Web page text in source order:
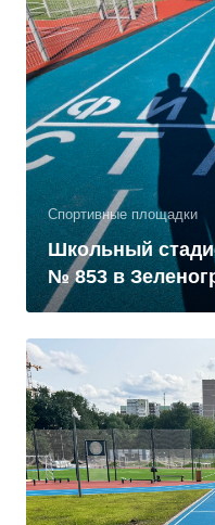
Спортивные площадки
Школьный
№ 853 в